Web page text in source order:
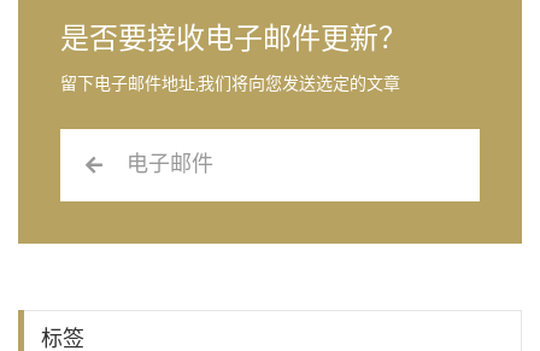
是否要接收电子邮件更新？
留下电子邮件地址,我们将向您发送选定的文章
标签